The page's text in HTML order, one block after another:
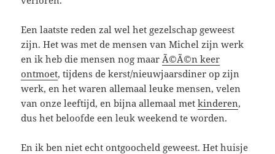
Een laatste reden zal wel het gezelschap geweest
zijn. Het was met de mensen van Michel zijn werk
en ik heb die mensen nog maarÃ©Ã©n keer
ontmoet, tijdens de kerst/nieuwjaarsdiner op zijn
werk, en het waren allemaal leuke mensen, velen
van onze leeftijd, en bijna allemaal metkinderen,
dus het beloofde een leuk weekend te worden.
En ik ben niet echt ontgoocheld geweest. Het huisje